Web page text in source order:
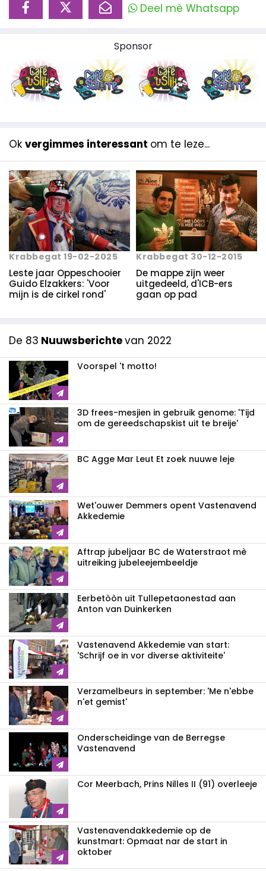
Deel mè Whatsapp
Sponsor
Ok vergimmes interessant om te leze...
Krabbegat 19-02-2025
Leste jaar Oppeschooier
Guido Elzakkers: 'Voor
mijn is de cirkel rond'
Krabbegat 30-12-2015
De mappe zijn weer
uitgedeeld, d'ICB-ers
gaan op pad
De 83 Nuuwsberichtevan 2022
Voorspel 't motto!
3D frees-mesjien in gebruik genome: 'Tijd
om de gereedschapskist uit te breije'
BC Agge Mar Leut Et zoek nuuwe leje
Wet'ouwer Demmers opent Vastenavend
Akkedemie
Aftrap jubeljaar BC de Waterstraot mè
uitreiking jubeleejembeeldje
Eerbetòòn uit Tullepetaonestad aan
Anton van Duinkerken
Vastenavend Akkedemie van start:
'Schrijf oe in vor diverse aktiviteite'
Verzamelbeurs in september: 'Me n'ebbe
n'et gemist'
Onderscheidinge van de Berregse
Vastenavend
Cor Meerbach, Prins Nilles II (91) overleeje
Vastenavend­akkedemie op de
kunstmart: Opmaat nar de start in
oktober